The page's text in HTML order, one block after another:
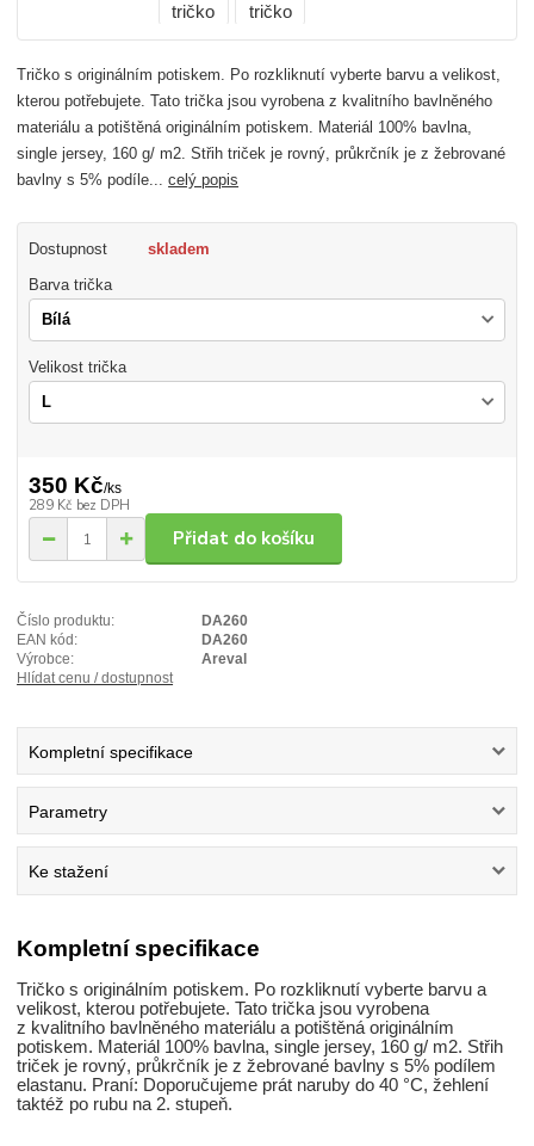
Tričko s originálním potiskem. Po rozkliknutí vyberte barvu a velikost,
kterou potřebujete. Tato trička jsou vyrobena z kvalitního bavlněného
materiálu a potištěná originálním potiskem. Materiál 100% bavlna,
single jersey, 160 g/ m2. Střih triček je rovný, průkrčník je z žebrované
bavlny s 5% podíle...celý popis
Dostupnost skladem
Barva trička
Velikost trička
350 Kč/ks
289 Kč bez DPH
Přidat do košíku
Číslo produktu:
DA260
EAN kód:
DA260
Výrobce:
Areval
Hlídat cenu / dostupnost
Kompletní specifikace
Parametry
Ke stažení
Kompletní specifikace
Tričko s originálním potiskem. Po rozkliknutí vyberte barvu a
velikost, kterou potřebujete. Tato trička jsou vyrobena
z kvalitního bavlněného materiálu a potištěná originálním
potiskem. Materiál 100% bavlna, single jersey, 160 g/ m2. Střih
triček je rovný, průkrčník je z žebrované bavlny s 5% podílem
elastanu. Praní: Doporučujeme prát naruby do 40 °C, žehlení
taktéž po rubu na 2. stupeň.